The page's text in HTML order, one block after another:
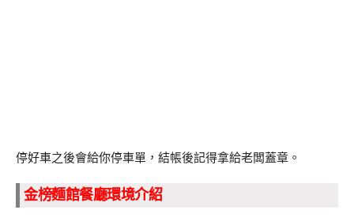
停好車之後會給你停車單，結帳後記得拿給老闆蓋章。
金榜麵館餐廳環境介紹